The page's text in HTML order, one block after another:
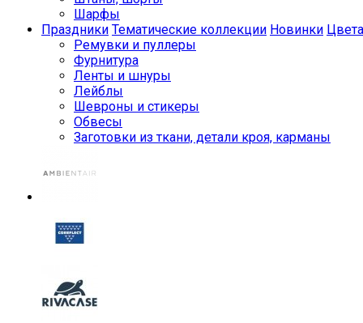
Шарфы
Праздники Тематические коллекции Новинки Цвета
Ремувки и пуллеры
Фурнитура
Ленты и шнуры
Лейблы
Шевроны и стикеры
Обвесы
Заготовки из ткани, детали кроя, карманы